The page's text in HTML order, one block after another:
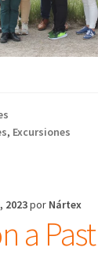
, Excursiones
2023por Nártex
a